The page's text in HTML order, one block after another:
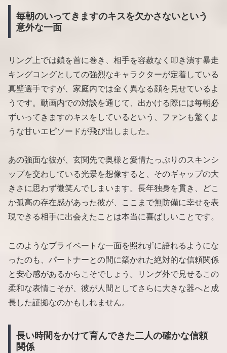
毎朝のいってきますのキスを欠かさないという
意外な一面
リング上では鎖を首に巻き、相手を容赦なく叩き潰す暴走
キングコングとしての強烈なキャラクターが定着している
真壁選手ですが、家庭内では全く異なる顔を見せているよ
うです。動画内での対談を通じて、出かける際には毎朝必
ずいってきますのキスをしているという、ファンも驚くよ
うな甘いエピソードが飛び出しました。
あの強面な彼が、玄関先で奥様と愛情たっぷりのスキンシ
ップを交わしている光景を想像すると、そのギャップの大
きさに思わず微笑んでしまいます。長年独身を貫き、どこ
か孤高の存在感があった彼が、ここまで無防備に幸せを表
現できる相手に出会えたことは本当に喜ばしいことです。
このようなプライベートな一面を照れずに語れるようにな
ったのも、パートナーとの間に築かれた絶対的な信頼関係
と安心感があるからこそでしょう。リング外で見せるこの
柔和な表情こそが、彼が人間としてさらに大きな器へと成
長した証拠なのかもしれません。
長い時間をかけて育んできた二人の確かな信頼
関係